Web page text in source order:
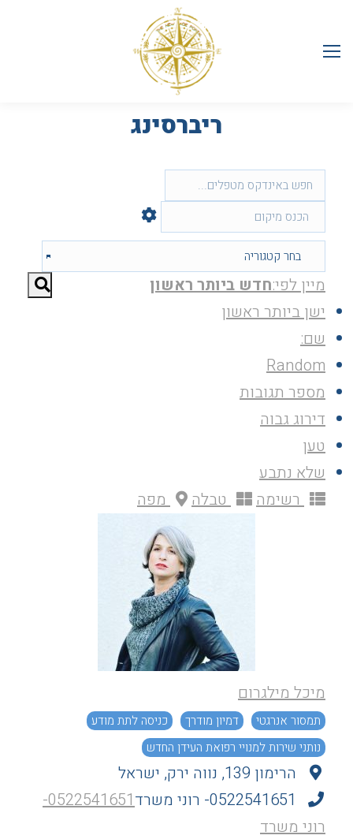
ריברסינג
מיין לפי:חדש ביותר ראשון
ישן ביותר ראשון
שם:
Random
מספר תגובות
דירוג גבוה
טען
שלא נתבע
רשימה
טבלה מפה
מיכל מילגרום
תמסור אנרגטי דמיון מודרך
כניסה לתת מודע
נותני שירות למנויי רפואת העידן החדש
הרימון 139, נווה ירק, ישראל
0522541651- רוני משרד
0522541651-
רוני משרד